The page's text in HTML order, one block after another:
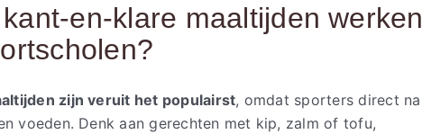
en-klare maaltijden werken
zijn veruit het populairst, omdat sporters direct na
voeden. Denk aan gerechten met kip, zalm of tofu,